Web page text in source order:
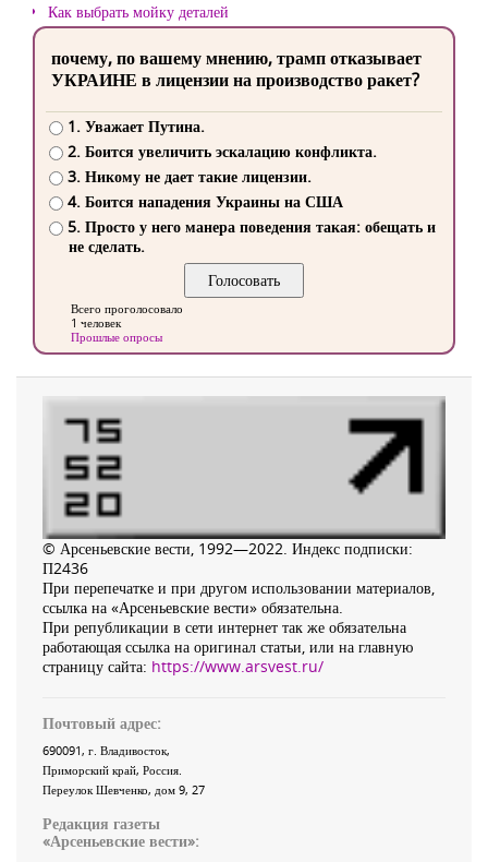
Как выбрать мойку деталей
почему, по вашему мнению, трамп отказывает
УКРАИНЕ в лицензии на производство ракет?
1. Уважает Путина.
2. Боится увеличить эскалацию конфликта.
3. Никому не дает такие лицензии.
4. Боится нападения Украины на США
5. Просто у него манера поведения такая: обещать и
не сделать.
Всего проголосовало
1 человек
Прошлые опросы
© Арсеньевские вести, 1992—2022. Индекс подписки:
П2436
При перепечатке и при другом использовании материалов,
ссылка на «Арсеньевские вести» обязательна.
При републикации в сети интернет так же обязательна
работающая ссылка на оригинал статьи, или на главную
страницу сайта: https://www.arsvest.ru/
Почтовый адрес:
690091, г. Владивосток,
Приморский край, Россия
Переулок Шевченко, дом 9, 27
Редакция газеты
«Арсеньевские вести»: